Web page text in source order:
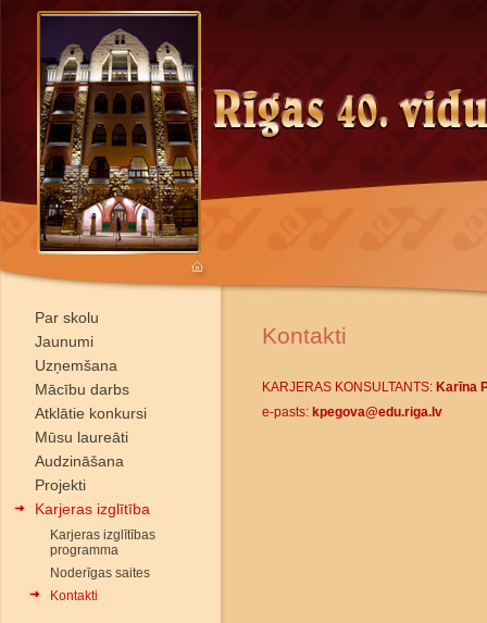
Par skolu
Jaunumi
Uzņemšana
Mācību darbs
Atklātie konkursi
Mūsu laureāti
Audzināšana
Projekti
Karjeras izglītība
Karjeras izglītības
programma
Noderīgas saites
Kontakti
Kontakti
KARJERAS KONSULTANTS: Karīna
e-pasts: kpegova@edu.riga.lv